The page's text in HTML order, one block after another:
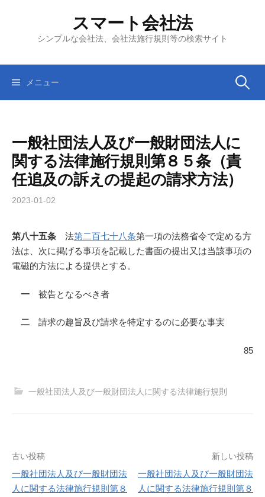
ツ
スマート会社法
シンプルな会社法、会社法施行規則等の検索サイト
メニュー 検
一般社団法人及び一般財団法人に
関する法律施行規則第８５条（責
任追及の訴えの提起の請求方法）
2023-01-02
第八十五条 法第二百七十八条第一項の法務省令で定める方
法は、次に掲げる事項を記載した書面の提出又は当該事項の
電磁的方法による提供とする。
一 被告となるべき者
二 請求の趣旨及び請求を特定するのに必要な事実
85
一般社団法人及び一般財団法人に関する法律施行規則
投
稿
古い投稿
一般社団法人及び一般財団法
人に関する法律施行規則第８
新しい投稿
一般社団法人及び一般財団法
人に関する法律施行規則第８